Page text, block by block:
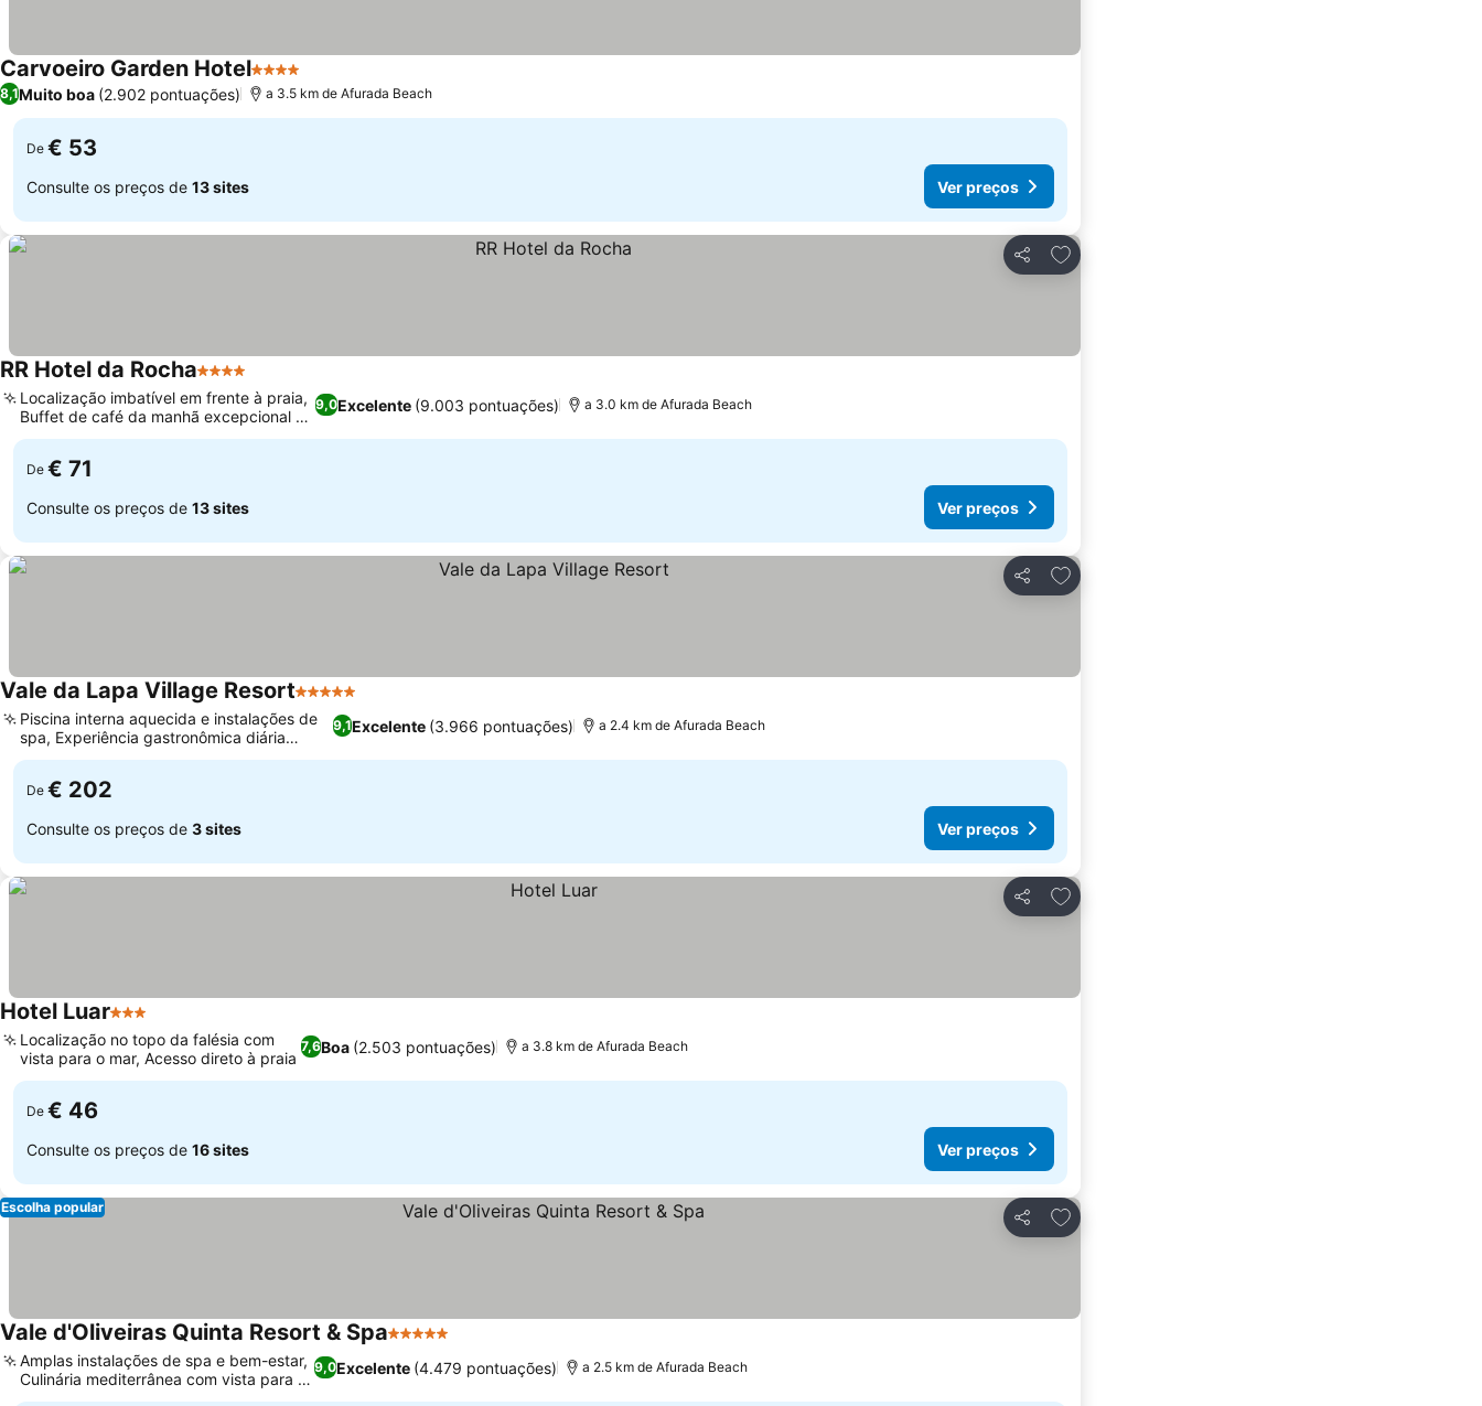
Carvoeiro Garden Hotel4 Estrelas
8,1Muito boa (2.902 pontuações) a 3.5 km de Afurada Beach
De € 53
Consulte os preços de 13 sites Ver preços
Partilhar
Adicionar aos favoritos
RR Hotel da Rocha4 Estrelas
9,0Excelente (9.003 pontuações)
Localização imbatível em frente à praia,
Buffet de café da manhã excepcional e
variado
a 3.0 km de Afurada Beach
De € 71
Consulte os preços de 13 sites Ver preços
Partilhar
Adicionar aos favoritos
Vale da Lapa Village Resort5 Estrelas
9,1Excelente (3.966 pontuações)
Piscina interna aquecida e instalações de
spa, Experiência gastronômica diária
especial do chef
a 2.4 km de Afurada Beach
De € 202
Consulte os preços de 3 sites Ver preços
Partilhar
Adicionar aos favoritos
Hotel Luar3 Estrelas
7,6Boa (2.503 pontuações)
Localização no topo da falésia com
vista para o mar, Acesso direto à praia
a 3.8 km de Afurada Beach
De € 46
Consulte os preços de 16 sites Ver preços
Partilhar
Adicionar aos favoritos
Escolha popular
Vale d'Oliveiras Quinta Resort & Spa5 Estrelas
9,0Excelente (4.479 pontuações)
Amplas instalações de spa e bem-estar,
Culinária mediterrânea com vista para o
jardim
a 2.5 km de Afurada Beach